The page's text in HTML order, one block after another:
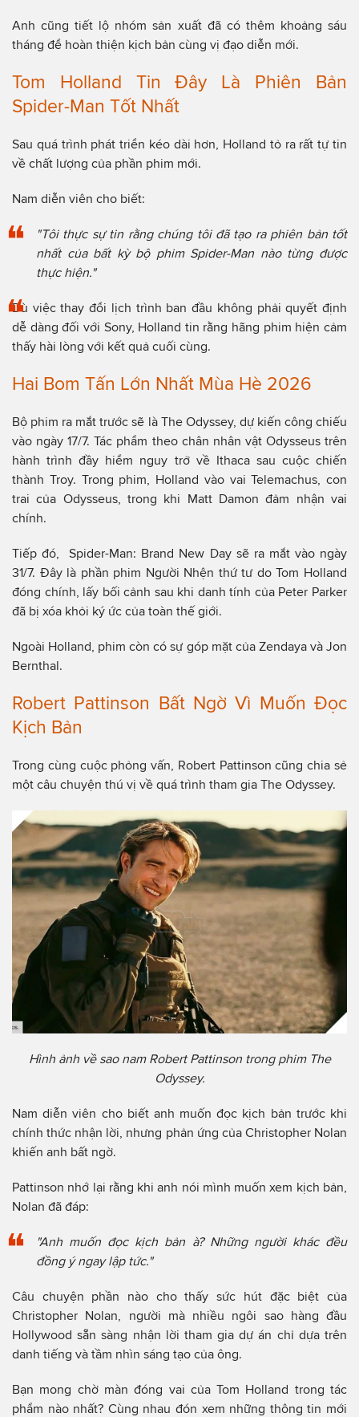
Anh cũng tiết lộ nhóm sản xuất đã có thêm khoảng sáu
tháng để hoàn thiện kịch bản cùng vị đạo diễn mới.
Tom Holland Tin Đây Là Phiên Bản
Spider-Man Tốt Nhất
Sau quá trình phát triển kéo dài hơn, Holland tỏ ra rất tự tin
về chất lượng của phần phim mới.
Nam diễn viên cho biết:
"Tôi thực sự tin rằng chúng tôi đã tạo ra phiên bản tốt
nhất của bất kỳ bộ phim Spider-Man nào từng được
thực hiện."
Dù việc thay đổi lịch trình ban đầu không phải quyết định
dễ dàng đối với Sony, Holland tin rằng hãng phim hiện cảm
thấy hài lòng với kết quả cuối cùng.
Hai Bom Tấn Lớn Nhất Mùa Hè 2026
Bộ phim ra mắt trước sẽ là The Odyssey, dự kiến công chiếu
vào ngày 17/7. Tác phẩm theo chân nhân vật Odysseus trên
hành trình đầy hiểm nguy trở về Ithaca sau cuộc chiến
thành Troy. Trong phim, Holland vào vai Telemachus, con
trai của Odysseus, trong khi Matt Damon đảm nhận vai
chính.
Tiếp đó, Spider-Man: Brand New Day sẽ ra mắt vào ngày
31/7. Đây là phần phim Người Nhện thứ tư do Tom Holland
đóng chính, lấy bối cảnh sau khi danh tính của Peter Parker
đã bị xóa khỏi ký ức của toàn thế giới.
Ngoài Holland, phim còn có sự góp mặt của Zendaya và Jon
Bernthal.
Robert Pattinson Bất Ngờ Vì Muốn Đọc
Kịch Bản
Trong cùng cuộc phỏng vấn, Robert Pattinson cũng chia sẻ
một câu chuyện thú vị về quá trình tham gia The Odyssey.
Hình ảnh về sao nam Robert Pattinson trong phim The
Odyssey.
Nam diễn viên cho biết anh muốn đọc kịch bản trước khi
chính thức nhận lời, nhưng phản ứng của Christopher Nolan
khiến anh bất ngờ.
Pattinson nhớ lại rằng khi anh nói mình muốn xem kịch bản,
Nolan đã đáp:
"Anh muốn đọc kịch bản à? Những người khác đều
đồng ý ngay lập tức."
Câu chuyện phần nào cho thấy sức hút đặc biệt của
Christopher Nolan, người mà nhiều ngôi sao hàng đầu
Hollywood sẵn sàng nhận lời tham gia dự án chỉ dựa trên
danh tiếng và tầm nhìn sáng tạo của ông.
Bạn mong chờ màn đóng vai của Tom Holland trong tác
phẩm nào nhất? Cùng nhau đón xem những thông tin mới